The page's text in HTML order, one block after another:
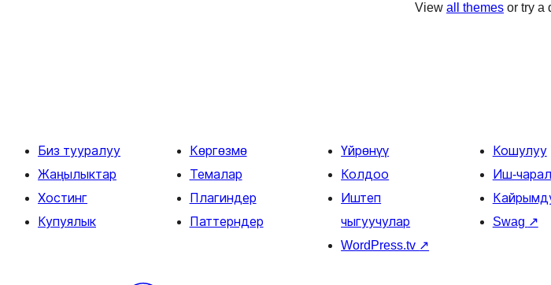
View all themes or try a
Биз тууралуу
Жаңылыктар
Хостинг
Купуялык
Көргөзмө
Темалар
Плагиндер
Паттерндер
Үйрөнүү
Колдоо
Иштеп
чыгуучулар
WordPress.tv ↗
Кошулуу
Иш-
Swag ↗